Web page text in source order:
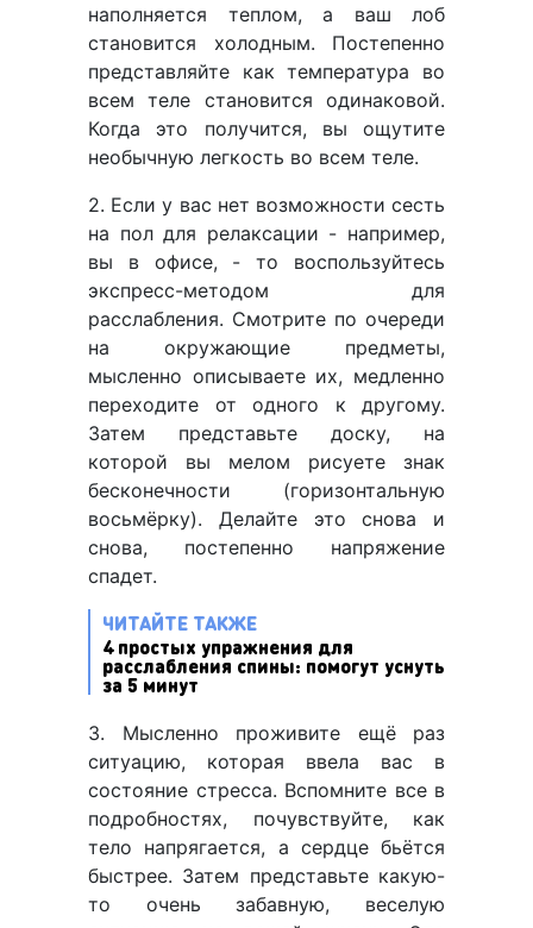
наполняется теплом, а ваш лоб
становится холодным. Постепенно
представляйте как температура во
всем теле становится одинаковой.
Когда это получится, вы ощутите
необычную легкость во всем теле.
2. Если у вас нет возможности сесть
на пол для релаксации - например,
вы в офисе, - то воспользуйтесь
экспресс-методом для
расслабления. Смотрите по очереди
на окружающие предметы,
мысленно описываете их, медленно
переходите от одного к другому.
Затем представьте доску, на
которой вы мелом рисуете знак
бесконечности (горизонтальную
восьмёрку). Делайте это снова и
снова, постепенно напряжение
спадет.
ЧИТАЙТЕ ТАКЖЕ
4 простых упражнения для
расслабления спины: помогут уснуть
за 5 минут
3. Мысленно проживите ещё раз
ситуацию, которая ввела вас в
состояние стресса. Вспомните все в
подробностях, почувствуйте, как
тело напрягается, а сердце бьётся
быстрее. Затем представьте какую-
то очень забавную, веселую